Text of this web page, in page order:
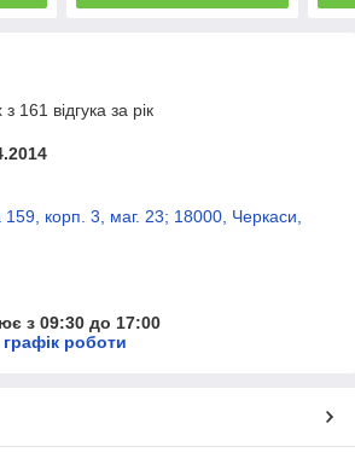
161 відгука за рік
159, корп. 3, маг. 23; 18000, Черкаси,
з 09:30 до 17:00
роботи